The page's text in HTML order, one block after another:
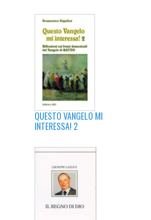
QUESTO VANGELO MI
INTERESSA! 2